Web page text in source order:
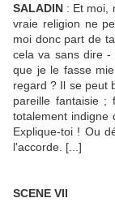
SALADIN : Et moi,
vraie religion ne
moi donc part de
cela va sans dire -
que je le fasse
regard ? Il se peut
pareille fantaisie ;
totalement indigne
Explique-toi ! Ou
l'accorde. [...]
SCENE VII